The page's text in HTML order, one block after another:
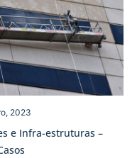
e Infra-estruturas –
2023